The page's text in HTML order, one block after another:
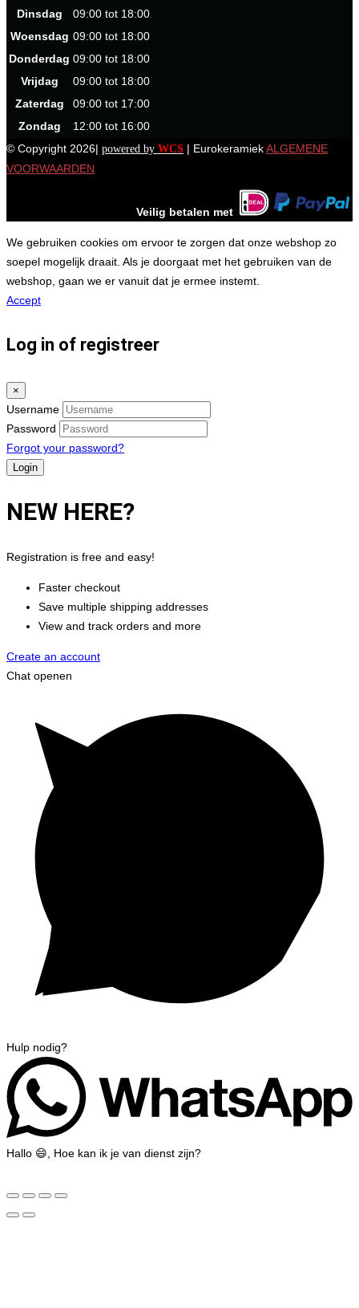
Dinsdag
09:00 tot 18:00
Woensdag 09:00 tot 18:00
Donderdag 09:00 tot 18:00
Vrijdag
09:00 tot 18:00
Zaterdag
09:00 tot 17:00
Zondag
12:00 tot 16:00
© Copyright 2026| powered by WCS | EurokeramiekALGEMENE
VOORWAARDEN
Veilig betalen met
We gebruiken cookies om ervoor te zorgen dat onze webshop zo
soepel mogelijk draait. Als je doorgaat met het gebruiken van de
webshop, gaan we er vanuit dat je ermee instemt.
Accept
Log in of registreer
×
Username
Password
Forgot your password?
NEW HERE?
Registration is free and easy!
Faster checkout
Save multiple shipping addresses
View and track orders and more
Create an account
Chat openen
Hulp nodig?
Hallo 😄, Hoe kan ik je van dienst zijn?